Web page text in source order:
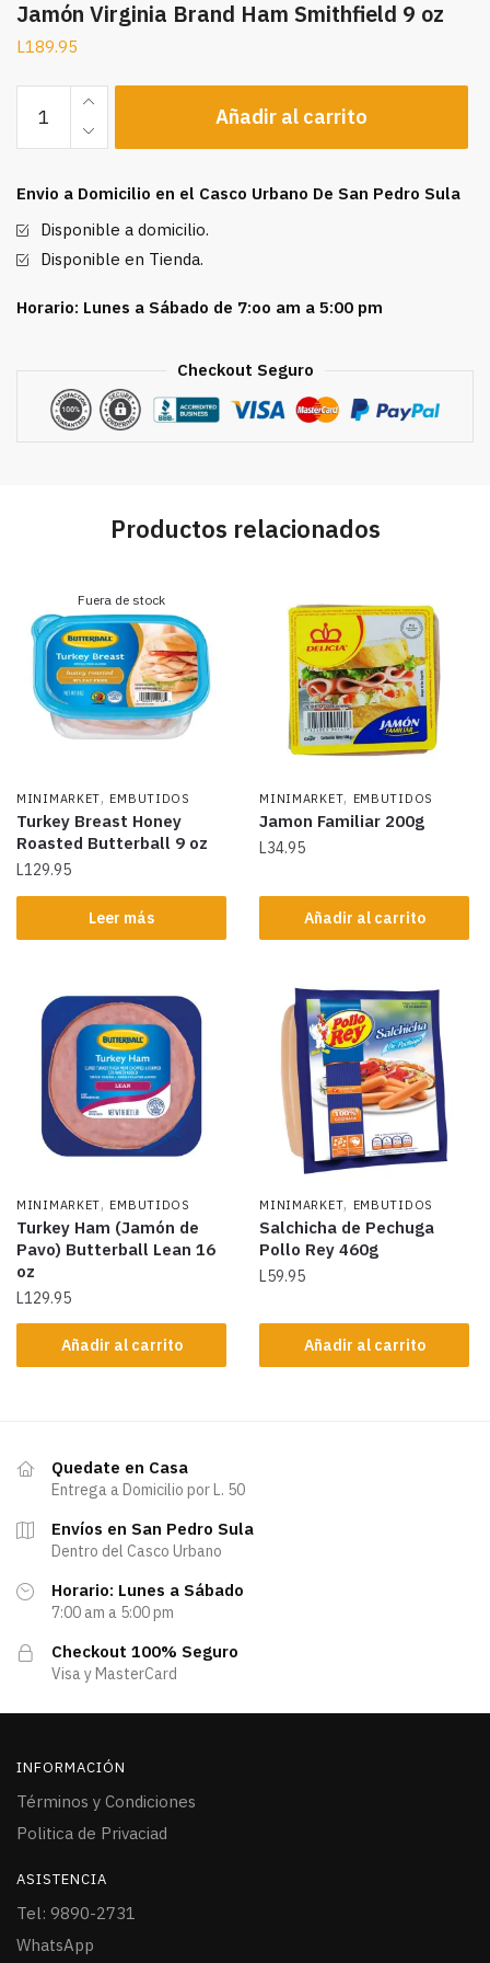
Jamón Virginia Brand Ham Smithfield 9 oz
L189.95
Virginia
Brand
Smithfield
9
oz
Añadir al carrito
Envio a Domicilio en el Casco Urbano De San Pedro Sula
Disponible a domicilio.
Disponible en Tienda.
Horario: Lunes a Sábado de 7:oo am a 5:00 pm
Checkout Seguro
Productos relacionados
Fuera de stock
MINIMARKET, EMBUTIDOS
Turkey Breast Honey
Roasted Butterball 9 oz
L129.95
Leer más
MINIMARKET, EMBUTIDOS
Jamon Familiar 200g
L34.95
Añadir al carrito
MINIMARKET, EMBUTIDOS
Turkey Ham (Jamón de
Pavo) Butterball Lean 16
oz
L129.95
Añadir al carrito
MINIMARKET, EMBUTIDOS
Salchicha de Pechuga
Pollo Rey 460g
L59.95
Añadir al carrito
Quedate en Casa
Entrega a Domicilio por L. 50
Envíos en San Pedro Sula
Dentro del Casco Urbano
Horario: Lunes a Sábado
7:00 am a 5:00 pm
Checkout 100% Seguro
Visa y MasterCard
INFORMACIÓN
Términos y Condiciones
Politica de Privaciad
ASISTENCIA
Tel: 9890-2731
WhatsApp